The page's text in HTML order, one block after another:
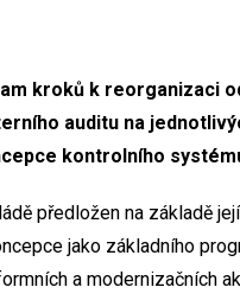
kroků k reorganizaci
auditu na
kontrolního
předložen na základě
jako základního
a modernizačních